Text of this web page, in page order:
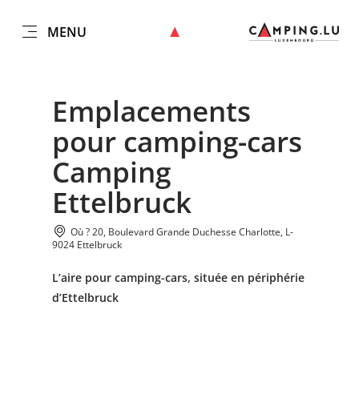
MENU
FR
Emplacements
pour camping-cars
Camping
Ettelbruck
Où ? 20, Boulevard Grande Duchesse Charlotte, L-
9024 Ettelbruck
L’aire pour camping-cars, située en périphérie
d’Ettelbruck
Prendre
Nombre de visiteurs
Nombre d'adultes
Nombre d'enfants